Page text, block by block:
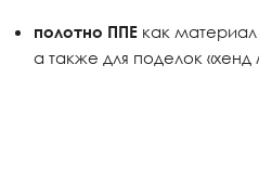
полотно ППЕ как материал
а также для поделок «хенд